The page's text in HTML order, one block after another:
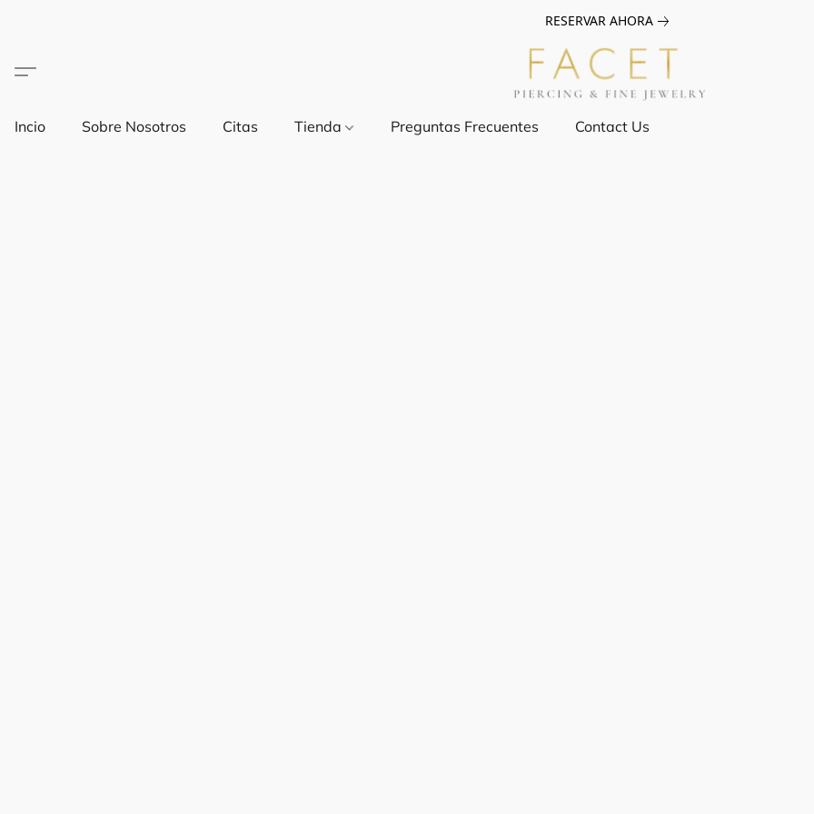
RESERVAR AHORA
Incio Sobre Nosotros Citas Tienda Preguntas Frecuentes Contact Us